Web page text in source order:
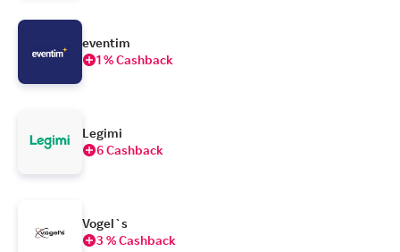
eventim
1 % Cashback
Legimi
6 Cashback
Vogel`s
3 % Cashback